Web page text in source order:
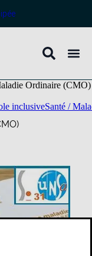
Ordinaire (CMO)
inclusiveSanté /